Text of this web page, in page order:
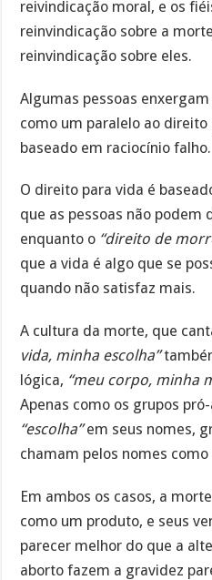
reivindicação moral, e os
reinvindicação sobre a
reinvindicação sobre eles.
Algumas pessoas enxergam
como um paralelo ao direito
baseado em raciocínio falho.
O direito para vida é
que as pessoas não podem
enquanto o “direito de
que a vida é algo que se
quando não satisfaz mais.
A cultura da morte, que
vida, minha escolha”
lógica, “meu corpo, minha
Apenas como os grupos
“escolha”em seus nomes,
chamam pelos nomes como
Em ambos os casos, a
como um produto, e seus
parecer melhor do que a
aborto fazem a gravidez